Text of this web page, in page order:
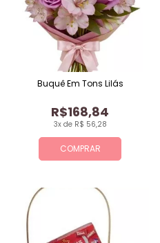
COMPRAR
3x de R$ 56,28
R$168,84
Buquê Em Tons Lilás